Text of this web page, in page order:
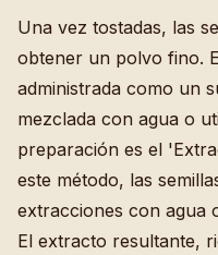
Una vez tostadas, las
obtener un polvo fino.
administrada como un
mezclada con agua o
preparación es el
este método, las
extracciones con agua
El extracto resultante,